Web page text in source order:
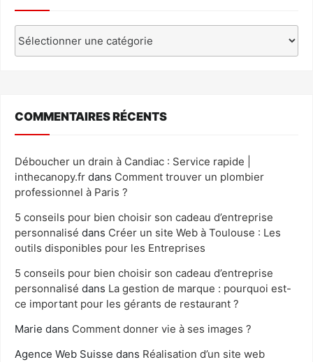
COMMENTAIRES RÉCENTS
Déboucher un drain à Candiac : Service rapide |
inthecanopy.fr dans Comment trouver un plombier
professionnel à Paris ?
5 conseils pour bien choisir son cadeau d’entreprise
personnalisé dans Créer un site Web à Toulouse : Les
outils disponibles pour les Entreprises
5 conseils pour bien choisir son cadeau d’entreprise
personnalisé dans La gestion de marque : pourquoi est-
ce important pour les gérants de restaurant ?
Marie dans Comment donner vie à ses images ?
Agence Web Suisse dans Réalisation d’un site web